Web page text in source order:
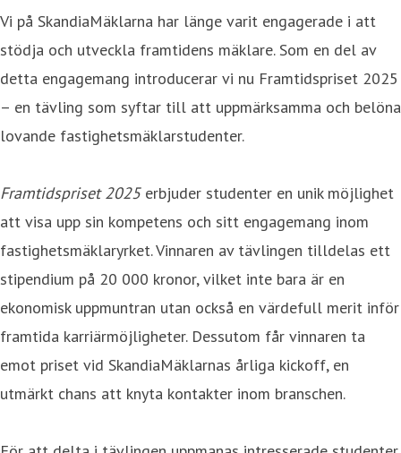
Vi på SkandiaMäklarna har länge varit engagerade i att
stödja och utveckla framtidens mäklare. Som en del av
detta engagemang introducerar vi nu Framtidspriset 2025
– en tävling som syftar till att uppmärksamma och belöna
lovande fastighetsmäklarstudenter.
Framtidspriset 2025erbjuder studenter en unik möjlighet
att visa upp sin kompetens och sitt engagemang inom
fastighetsmäklaryrket. Vinnaren av tävlingen tilldelas ett
stipendium på 20 000 kronor, vilket inte bara är en
ekonomisk uppmuntran utan också en värdefull merit inför
framtida karriärmöjligheter. Dessutom får vinnaren ta
emot priset vid SkandiaMäklarnas årliga kickoff, en
utmärkt chans att knyta kontakter inom branschen.